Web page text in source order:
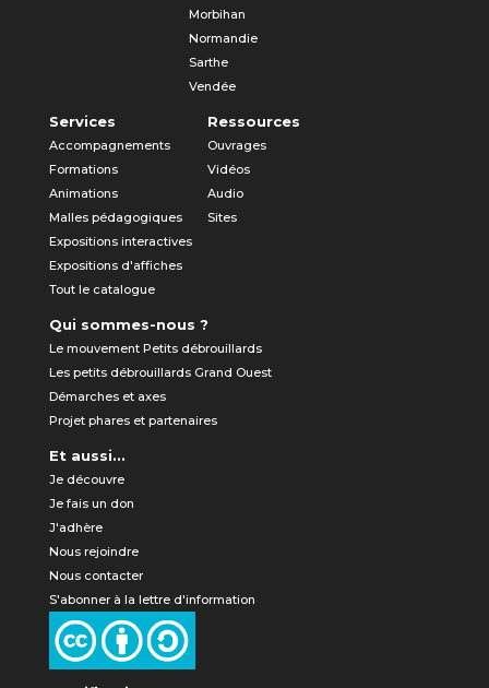
Morbihan
Normandie
Sarthe
Vendée
Services
Accompagnements
Formations
Animations
Malles pédagogiques
Expositions interactives
Expositions d'affiches
Tout le catalogue
Ressources
Ouvrages
Vidéos
Audio
Sites
Qui sommes-nous ?
Le mouvement Petits débrouillards
Les petits débrouillards Grand Ouest
Démarches et axes
Projet phares et partenaires
Et aussi...
Je découvre
Je fais un don
J'adhère
Nous rejoindre
Nous contacter
S'abonner à la lettre d'information